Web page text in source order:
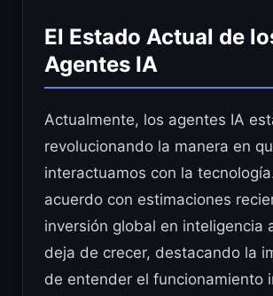
El Estado Actual de
Agentes IA
Actualmente, los agentes IA
revolucionando la manera en
interactuamos con la
acuerdo con estimaciones
inversión global en inteligencia
deja de crecer, destacando la
de entender el funcionamiento